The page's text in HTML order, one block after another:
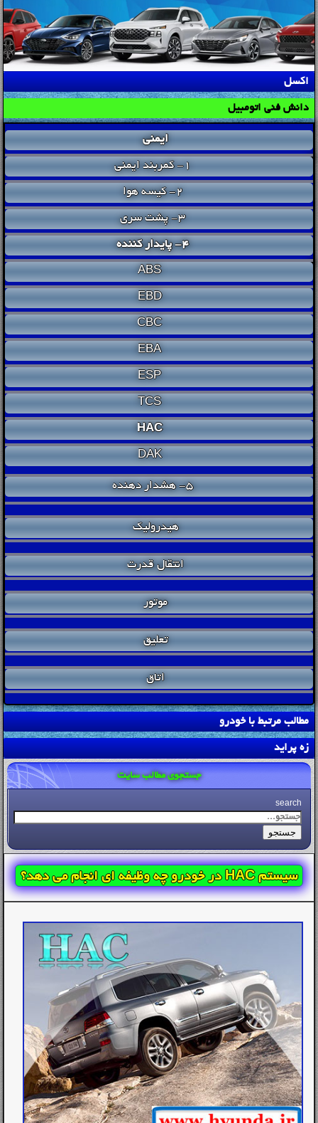
اکسل
دانش فنی اتومبیل
ایمنی
1- کمربند ایمنی
2- کیسه هوا
3- پشت سری
4- پایدار کننده
ABS
EBD
CBC
EBA
ESP
TCS
HAC
DAK
5- هشدار دهنده
هیدرولیک
انتقال قدرت
موتور
تعلیق
اتاق
مطالب مرتبط با خودرو
زه پراید
جستجوی مطالب سایت
search
جستجو
سیستم HAC در خودرو چه وظیفه ای انجام می دهد؟